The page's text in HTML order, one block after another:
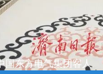
国东方电气集团客人